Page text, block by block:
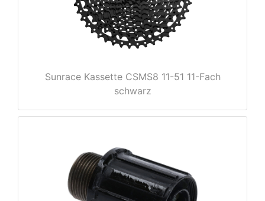
Sunrace Kassette CSMS8 11-51 11-Fach
schwarz